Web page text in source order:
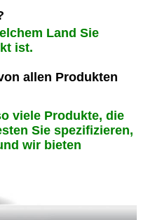
Land Sie
ist.
allen Produkten
viele Produkte, die
Sie spezifizieren,
wir bieten